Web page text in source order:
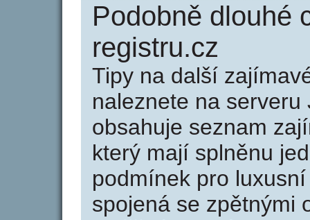
Podobně dlouhé
registru.cz
Tipy na další
naleznete na serveru
obsahuje seznam
který mají splněnu
podmínek pro
spojená se zpětnými